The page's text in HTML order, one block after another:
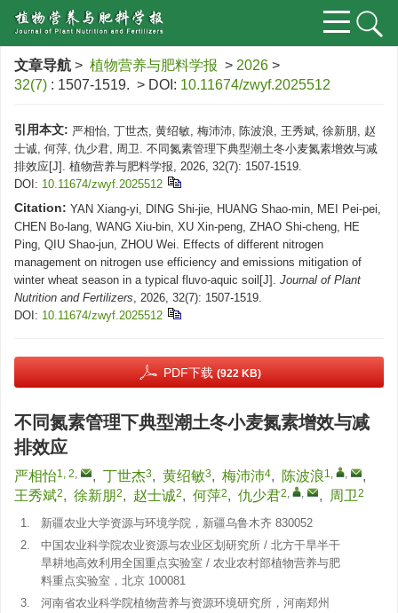
文章导航 > 植物营养与肥料学报 > 2026 >
32(7) : 1507-1519. > DOI: 10.11674/zwyf.2025512
引用本文: 严相怡, 丁世杰, 黄绍敏, 梅沛沛, 陈波浪, 王秀斌, 徐新朋, 赵
士诚, 何萍, 仇少君, 周卫. 不同氮素管理下典型潮土冬小麦氮素增效与减
排效应[J]. 植物营养与肥料学报, 2026, 32(7): 1507-1519.
DOI: 10.11674/zwyf.2025512
Citation: YAN Xiang-yi, DING Shi-jie, HUANG Shao-min, MEI Pei-pei,
CHEN Bo-lang, WANG Xiu-bin, XU Xin-peng, ZHAO Shi-cheng, HE
Ping, QIU Shao-jun, ZHOU Wei. Effects of different nitrogen
management on nitrogen use efficiency and emissions mitigation of
winter wheat season in a typical fluvo-aquic soil[J]. Journal of Plant
Nutrition and Fertilizers, 2026, 32(7): 1507-1519.
DOI: 10.11674/zwyf.2025512
PDF下载 (922 KB)
不同氮素管理下典型潮土冬小麦氮素增效与减
排效应
严相怡1, 2, , 丁世杰3, 黄绍敏3, 梅沛沛4, 陈波浪1, ,
,
王秀斌2, 徐新朋2, 赵士诚2, 何萍2, 仇少君2, , , 周卫2
1.
新疆农业大学资源与环境学院，新疆乌鲁木齐 830052
2.
中国农业科学院农业资源与农业区划研究所 / 北方干旱半干
旱耕地高效利用全国重点实验室 / 农业农村部植物营养与肥
料重点实验室，北京 100081
3.
河南省农业科学院植物营养与资源环境研究所，河南郑州